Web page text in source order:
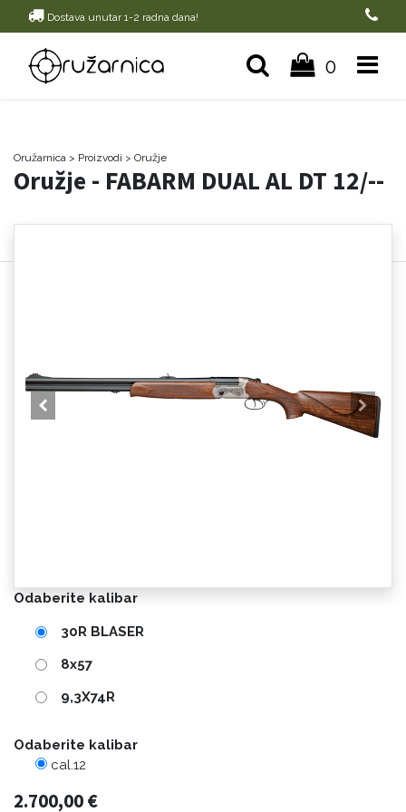
Dostava unutar 1-2 radna dana!
0
Oružarnica > Proizvodi > Oružje
Oružje - FABARM DUAL AL DT 12/--
Odaberite kalibar
30R BLASER
8x57
9,3X74R
Odaberite kalibar
cal.12
2.700,00€